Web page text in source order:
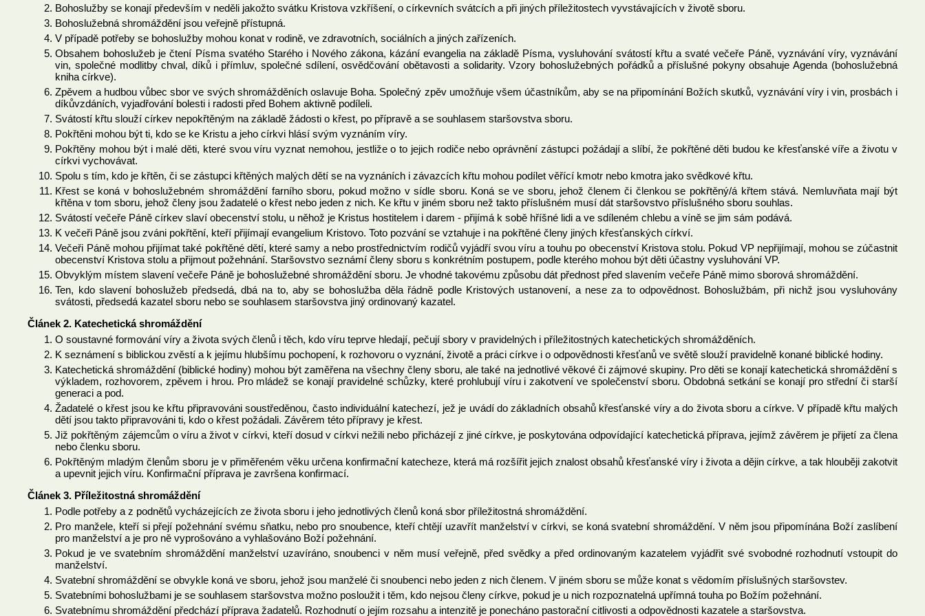
Bohoslužby se konají především v neděli jakožto svátku Kristova vzkříšení, o církevních svátcích a při jiných příležitostech vyvstávajících v životě sboru.
Bohoslužebná shromáždění jsou veřejně přístupná.
V případě potřeby se bohoslužby mohou konat v rodině, ve zdravotních, sociálních a jiných zařízeních.
Obsahem bohoslužeb je čtení Písma svatého Starého i Nového zákona, kázání evangelia na základě Písma, vysluhování svátostí křtu a svaté večeře Páně, vyznávání víry, vyznávání
vin, společné modlitby chval, díků i přímluv, společné sdílení, osvědčování obětavosti a solidarity. Vzory bohoslužebných pořádků a příslušné pokyny obsahuje Agenda (bohoslužebná
kniha církve).
Zpěvem a hudbou vůbec sbor ve svých shromážděních oslavuje Boha. Společný zpěv umožňuje všem účastníkům, aby se na připomínání Božích skutků, vyznávání víry i vin, prosbách i
díkůvzdáních, vyjadřování bolesti i radosti před Bohem aktivně podíleli.
Svátostí křtu slouží církev nepokřtěným na základě žádosti o křest, po přípravě a se souhlasem staršovstva sboru.
Pokřtěni mohou být ti, kdo se ke Kristu a jeho církvi hlásí svým vyznáním víry.
Pokřtěny mohou být i malé děti, které svou víru vyznat nemohou, jestliže o to jejich rodiče nebo oprávnění zástupci požádají a slíbí, že pokřtěné děti budou ke křesťanské víře a životu v
církvi vychovávat.
Spolu s tím, kdo je křtěn, či se zástupci křtěných malých dětí se na vyznáních i závazcích křtu mohou podílet věřící kmotr nebo kmotra jako svědkové křtu.
Křest se koná v bohoslužebném shromáždění farního sboru, pokud možno v sídle sboru. Koná se ve sboru, jehož členem či členkou se pokřtěný/á křtem stává. Nemluvňata mají být
křtěna v tom sboru, jehož členy jsou žadatelé o křest nebo jeden z nich. Ke křtu v jiném sboru než takto příslušném musí dát staršovstvo příslušného sboru souhlas.
Svátostí večeře Páně církev slaví obecenství stolu, u něhož je Kristus hostitelem i darem - přijímá k sobě hříšné lidi a ve sdíleném chlebu a víně se jim sám podává.
K večeři Páně jsou zváni pokřtění, kteří přijímají evangelium Kristovo. Toto pozvání se vztahuje i na pokřtěné členy jiných křesťanských církví.
Večeři Páně mohou přijímat také pokřtěné dětí, které samy a nebo prostřednictvím rodičů vyjádří svou víru a touhu po obecenství Kristova stolu. Pokud VP nepřijímají, mohou se zúčastnit
obecenství Kristova stolu a přijmout požehnání. Staršovstvo seznámí členy sboru s konkrétním postupem, podle kterého mohou být děti účastny vysluhování VP.
Obvyklým místem slavení večeře Páně je bohoslužebné shromáždění sboru. Je vhodné takovému způsobu dát přednost před slavením večeře Páně mimo sborová shromáždění.
Ten, kdo slavení bohoslužeb předsedá, dbá na to, aby se bohoslužba děla řádně podle Kristových ustanovení, a nese za to odpovědnost. Bohoslužbám, při nichž jsou vysluhovány
svátosti, předsedá kazatel sboru nebo se souhlasem staršovstva jiný ordinovaný kazatel.
Článek 2. Katechetická shromáždění
O soustavné formování víry a života svých členů i těch, kdo víru teprve hledají, pečují sbory v pravidelných i příležitostných katechetických shromážděních.
K seznámení s biblickou zvěstí a k jejímu hlubšímu pochopení, k rozhovoru o vyznání, životě a práci církve i o odpovědnosti křesťanů ve světě slouží pravidelně konané biblické hodiny.
Katechetická shromáždění (biblické hodiny) mohou být zaměřena na všechny členy sboru, ale také na jednotlivé věkové či zájmové skupiny. Pro děti se konají katechetická shromáždění s
výkladem, rozhovorem, zpěvem i hrou. Pro mládež se konají pravidelné schůzky, které prohlubují víru i zakotvení ve společenství sboru. Obdobná setkání se konají pro střední či starší
generaci a pod.
Žadatelé o křest jsou ke křtu připravováni soustředěnou, často individuální katechezí, jež je uvádí do základních obsahů křesťanské víry a do života sboru a církve. V případě křtu malých
dětí jsou takto připravováni ti, kdo o křest požádali. Závěrem této přípravy je křest.
Již pokřtěným zájemcům o víru a život v církvi, kteří dosud v církvi nežili nebo přicházejí z jiné církve, je poskytována odpovídající katechetická příprava, jejímž závěrem je přijetí za člena
nebo členku sboru.
Pokřtěným mladým členům sboru je v přiměřeném věku určena konfirmační katecheze, která má rozšířit jejich znalost obsahů křesťanské víry i života a dějin církve, a tak hlouběji zakotvit
a upevnit jejich víru. Konfirmační příprava je završena konfirmací.
Článek 3. Příležitostná shromáždění
Podle potřeby a z podnětů vycházejících ze života sboru i jeho jednotlivých členů koná sbor příležitostná shromáždění.
Pro manžele, kteří si přejí požehnání svému sňatku, nebo pro snoubence, kteří chtějí uzavřít manželství v církvi, se koná svatební shromáždění. V něm jsou připomínána Boží zaslíbení
pro manželství a je pro ně vyprošováno a vyhlašováno Boží požehnání.
Pokud je ve svatebním shromáždění manželství uzavíráno, snoubenci v něm musí veřejně, před svědky a před ordinovaným kazatelem vyjádřit své svobodné rozhodnutí vstoupit do
manželství.
Svatební shromáždění se obvykle koná ve sboru, jehož jsou manželé či snoubenci nebo jeden z nich členem. V jiném sboru se může konat s vědomím příslušných staršovstev.
Svatebními bohoslužbami je se souhlasem staršovstva možno posloužit i těm, kdo nejsou členy církve, pokud je u nich rozpoznatelná upřímná touha po Božím požehnání.
Svatebnímu shromáždění předchází příprava žadatelů. Rozhodnutí o jejím rozsahu a intenzitě je ponecháno pastorační citlivosti a odpovědnosti kazatele a staršovstva.